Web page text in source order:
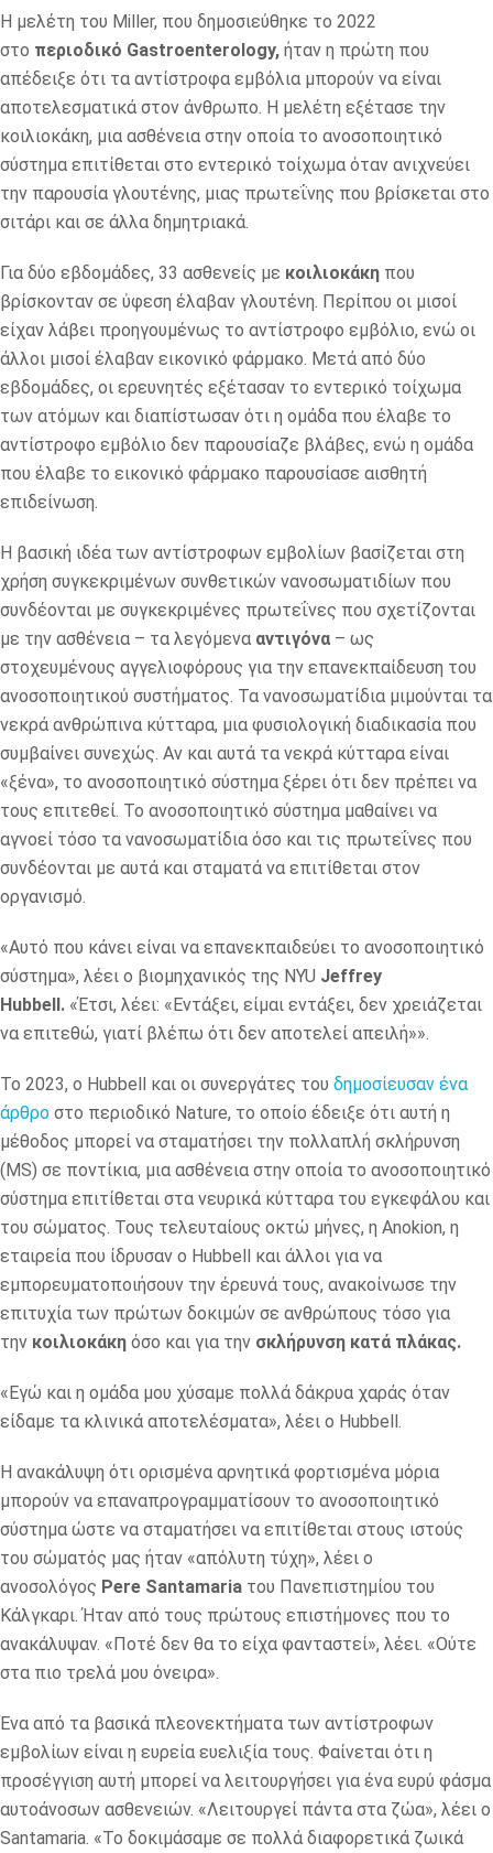
Η μελέτη του Miller, που δημοσιεύθηκε το 2022
στο περιοδικό Gastroenterology, ήταν η πρώτη που
απέδειξε ότι τα αντίστροφα εμβόλια μπορούν να είναι
αποτελεσματικά στον άνθρωπο. Η μελέτη εξέτασε την
κοιλιοκάκη, μια ασθένεια στην οποία το ανοσοποιητικό
σύστημα επιτίθεται στο εντερικό τοίχωμα όταν ανιχνεύει
την παρουσία γλουτένης, μιας πρωτεΐνης που βρίσκεται στο
σιτάρι και σε άλλα δημητριακά.
Για δύο εβδομάδες, 33 ασθενείς με κοιλιοκάκη που
βρίσκονταν σε ύφεση έλαβαν γλουτένη. Περίπου οι μισοί
είχαν λάβει προηγουμένως το αντίστροφο εμβόλιο, ενώ οι
άλλοι μισοί έλαβαν εικονικό φάρμακο. Μετά από δύο
εβδομάδες, οι ερευνητές εξέτασαν το εντερικό τοίχωμα
των ατόμων και διαπίστωσαν ότι η ομάδα που έλαβε το
αντίστροφο εμβόλιο δεν παρουσίαζε βλάβες, ενώ η ομάδα
που έλαβε το εικονικό φάρμακο παρουσίασε αισθητή
επιδείνωση.
Η βασική ιδέα των αντίστροφων εμβολίων βασίζεται στη
χρήση συγκεκριμένων συνθετικών νανοσωματιδίων που
συνδέονται με συγκεκριμένες πρωτεΐνες που σχετίζονται
με την ασθένεια – τα λεγόμενα αντιγόνα – ως
στοχευμένους αγγελιοφόρους για την επανεκπαίδευση του
ανοσοποιητικού συστήματος. Τα νανοσωματίδια μιμούνται τα
νεκρά ανθρώπινα κύτταρα, μια φυσιολογική διαδικασία που
συμβαίνει συνεχώς. Αν και αυτά τα νεκρά κύτταρα είναι
«ξένα», το ανοσοποιητικό σύστημα ξέρει ότι δεν πρέπει να
τους επιτεθεί. Το ανοσοποιητικό σύστημα μαθαίνει να
αγνοεί τόσο τα νανοσωματίδια όσο και τις πρωτεΐνες που
συνδέονται με αυτά και σταματά να επιτίθεται στον
οργανισμό.
«Αυτό που κάνει είναι να επανεκπαιδεύει το ανοσοποιητικό
σύστημα», λέει ο βιομηχανικός της NYU Jeffrey
Hubbell. «Έτσι, λέει: «Εντάξει, είμαι εντάξει, δεν χρειάζεται
να επιτεθώ, γιατί βλέπω ότι δεν αποτελεί απειλή»».
Το 2023, ο Hubbell και οι συνεργάτες του δημοσίευσαν ένα
άρθρο στο περιοδικό Nature, το οποίο έδειξε ότι αυτή η
μέθοδος μπορεί να σταματήσει την πολλαπλή σκλήρυνση
(MS) σε ποντίκια, μια ασθένεια στην οποία το ανοσοποιητικό
σύστημα επιτίθεται στα νευρικά κύτταρα του εγκεφάλου και
του σώματος. Τους τελευταίους οκτώ μήνες, η Anokion, η
εταιρεία που ίδρυσαν ο Hubbell και άλλοι για να
εμπορευματοποιήσουν την έρευνά τους, ανακοίνωσε την
επιτυχία των πρώτων δοκιμών σε ανθρώπους τόσο για
την κοιλιοκάκη όσο και για την σκλήρυνση κατά πλάκας.
«Εγώ και η ομάδα μου χύσαμε πολλά δάκρυα χαράς όταν
είδαμε τα κλινικά αποτελέσματα», λέει ο Hubbell.
Η ανακάλυψη ότι ορισμένα αρνητικά φορτισμένα μόρια
μπορούν να επαναπρογραμματίσουν το ανοσοποιητικό
σύστημα ώστε να σταματήσει να επιτίθεται στους ιστούς
του σώματός μας ήταν «απόλυτη τύχη», λέει ο
ανοσολόγος Pere Santamaria του Πανεπιστημίου του
Κάλγκαρι. Ήταν από τους πρώτους επιστήμονες που το
ανακάλυψαν. «Ποτέ δεν θα το είχα φανταστεί», λέει. «Ούτε
στα πιο τρελά μου όνειρα».
Ένα από τα βασικά πλεονεκτήματα των αντίστροφων
εμβολίων είναι η ευρεία ευελιξία τους. Φαίνεται ότι η
προσέγγιση αυτή μπορεί να λειτουργήσει για ένα ευρύ φάσμα
αυτοάνοσων ασθενειών. «Λειτουργεί πάντα στα ζώα», λέει ο
Santamaria. «Το δοκιμάσαμε σε πολλά διαφορετικά ζωικά